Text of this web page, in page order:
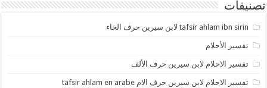
تصنيفات
tafsir ahlam ibn sirin لابن سيرين حرف الخاء
تفسير الأحلام
تفسير الاحلام لابن سيرين حرف الألف
تفسير الاحلام لابن سيرين حرف الام tafsir ahlam en arabe